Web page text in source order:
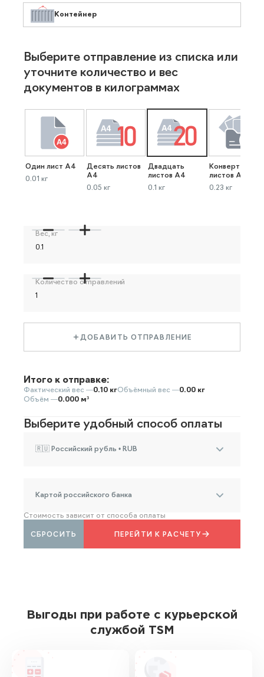
Контейнер
Выберите отправление из списка или
уточните количество и вес
документов в килограммах
Один лист А4
0.01 кг
Десять листов
А4
0.05 кг
Двадцать
листов А4
0.1 кг
Конверт до 40
листов А4
0.23 кг
Вес, кг
Количество отправлений
ДОБАВИТЬ ОТПРАВЛЕНИЕ
Итого к отправке:
Фактический вес —0.10 кгОбъёмный вес —0.00 кг
Объём —0.000 м³
Выберите удобный способ оплаты
🇷🇺 Российский рубль • RUB
Картой российского банка
Стоимость зависит от способа оплаты
ПЕРЕЙТИ К РАСЧЕТУ
СБРОСИТЬ
Выгоды при работе с курьерской
службой TSM